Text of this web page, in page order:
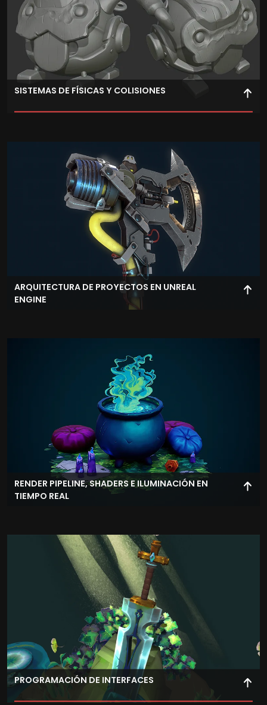
SISTEMAS DE FÍSICAS Y COLISIONES
comportamientos dinámicos.
ARQUITECTURA DE PROYECTOS EN UNREAL
ENGINE
organizando sistemas, assets y lógica de desarrollo.
RENDER PIPELINE, SHADERS E ILUMINACIÓN EN
TIEMPO REAL
shaders e iluminación optimizada para entornos
interactivos.
PROGRAMACIÓN DE INTERFACES